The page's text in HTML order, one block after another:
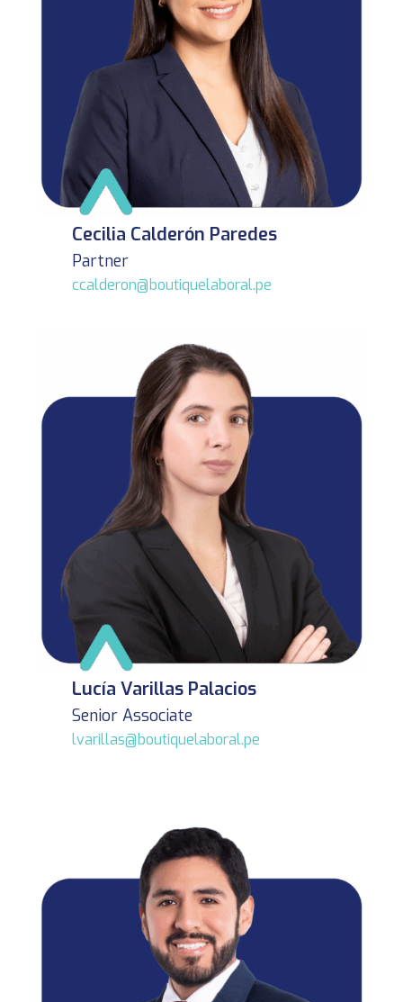
Cecilia Calderón Paredes
Partner
ccalderon@boutiquelaboral.pe
Lucía Varillas Palacios
Senior Associate
lvarillas@boutiquelaboral.pe